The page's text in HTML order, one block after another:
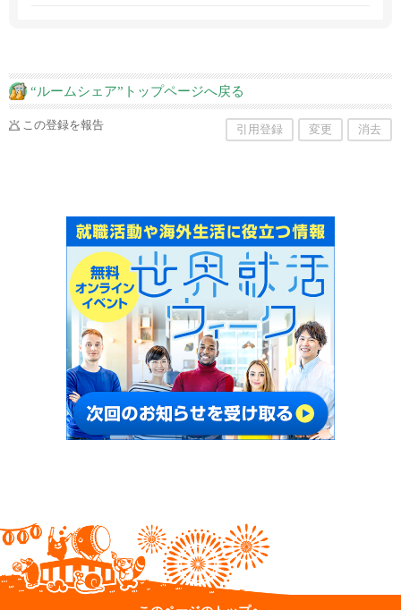
いますので、 気軽にご連絡ください。
“ルームシェア”トップページへ戻る
この登録を報告 引用登録 変更 消去